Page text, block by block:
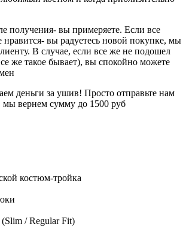
получения- вы примеряете. Если все
нравится- вы радуетесь новой покупке, мы
В случае, если все же не подошел
же такое бывает), вы спокойно можете
деньги за ушив! Просто отправьте нам
мы вернем сумму до 1500 руб
костюм-тройка
/ Regular Fit)